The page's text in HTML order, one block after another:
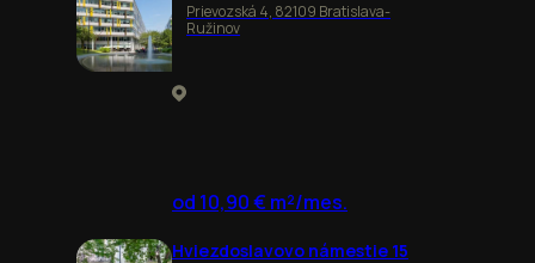
Prievozská 4, 82109 Bratislava-
Ružinov
od 10,90 € m²/mes.
Hviezdoslavovo námestie 15